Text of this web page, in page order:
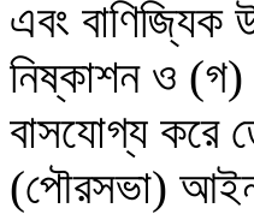
এবং বাণিজ্যিক
নিষ্কাশন ও (গ)
বাসযোগ্য করে
(পৌরসভা) আইন,